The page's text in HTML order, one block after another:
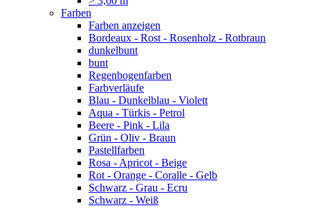
Farben
Farben anzeigen
Bordeaux - Rost - Rosenholz - Rotbraun
dunkelbunt
bunt
Regenbogenfarben
Farbverläufe
Blau - Dunkelblau - Violett
Aqua - Türkis - Petrol
Beere - Pink - Lila
Grün - Oliv - Braun
Pastellfarben
Rosa - Apricot - Beige
Rot - Orange - Coralle - Gelb
Schwarz - Grau - Ecru
Schwarz - Weiß